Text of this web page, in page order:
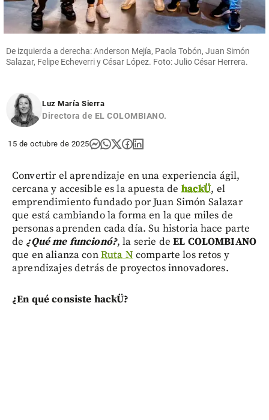
De izquierda a derecha: Anderson Mejía, Paola Tobón, Juan Simón
Salazar, Felipe Echeverri y César López. Foto: Julio César Herrera.
Luz María Sierra
Directora de EL COLOMBIANO.
15 de octubre de 2025
Convertir el aprendizaje en una experiencia ágil,
cercana y accesible es la apuesta de hackÜ, el
emprendimiento fundado por Juan Simón Salazar
que está cambiando la forma en la que miles de
personas aprenden cada día. Su historia hace parte
de ¿Qué me funcionó?, la serie deEL COLOMBIANO
que en alianza conRuta N comparte los retos y
aprendizajes detrás de proyectos innovadores.
¿En qué consiste hackÜ?